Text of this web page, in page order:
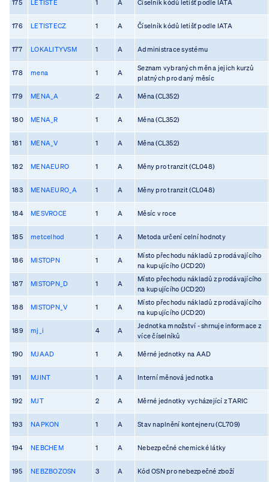
175 LETISTE 1 A Číselník kódů letišť podle IATA
176 LETISTECZ 1 A Číselník kódů letišť podle IATA
177 LOKALITYVSM 1 A Administrace systému
178 mena 1 A
Seznam vybraných měn a jejich kurzů
platných pro daný měsíc
179 MENA_A 2 A Měna (CL352)
180 MENA_R 1 A Měna (CL352)
181 MENA_V 1 A Měna (CL352)
182 MENAEURO 1 A Měny pro tranzit (CL048)
183 MENAEURO_A 1 A Měny pro tranzit (CL048)
184 MESVROCE 1 A Měsíc v roce
185 metcelhod 1 A Metoda určení celní hodnoty
186 MISTOPN 1 A
Místo přechodu nákladů z prodávajícího
na kupujícího (JCD20)
187 MISTOPN_D 1 A
Místo přechodu nákladů z prodávajícího
na kupujícího (JCD20)
188 MISTOPN_V 1 A
Místo přechodu nákladů z prodávajícího
na kupujícího (JCD20)
189 mj_i 4 A
Jednotka množství - shrnuje informace z
více číselníků
190 MJAAD 1 A Měrné jednotky na AAD
191 MJINT 1 A Interní měnová jednotka
192 MJT 2 A Měrné jednotky vycházející z TARIC
193 NAPKON 1 A Stav naplnění kontejneru (CL709)
194 NEBCHEM 1 A Nebezpečné chemické látky
195 NEBZBOZOSN 3 A Kód OSN pro nebezpečné zboží